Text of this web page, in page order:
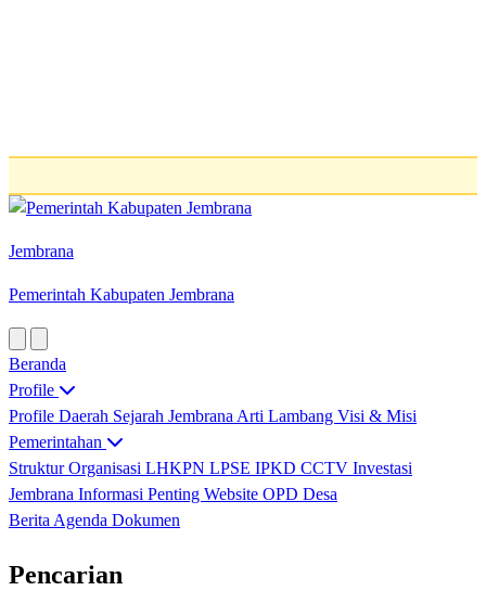
Jembrana
Pemerintah Kabupaten Jembrana
Beranda
Profile
Profile Daerah Sejarah JembranaArti Lambang Visi & Misi
Pemerintahan
Struktur Organisasi LHKPN LPSE IPKD CCTV Investasi
Jembrana Informasi Penting Website OPD Desa
BeritaAgenda Dokumen
Pencarian